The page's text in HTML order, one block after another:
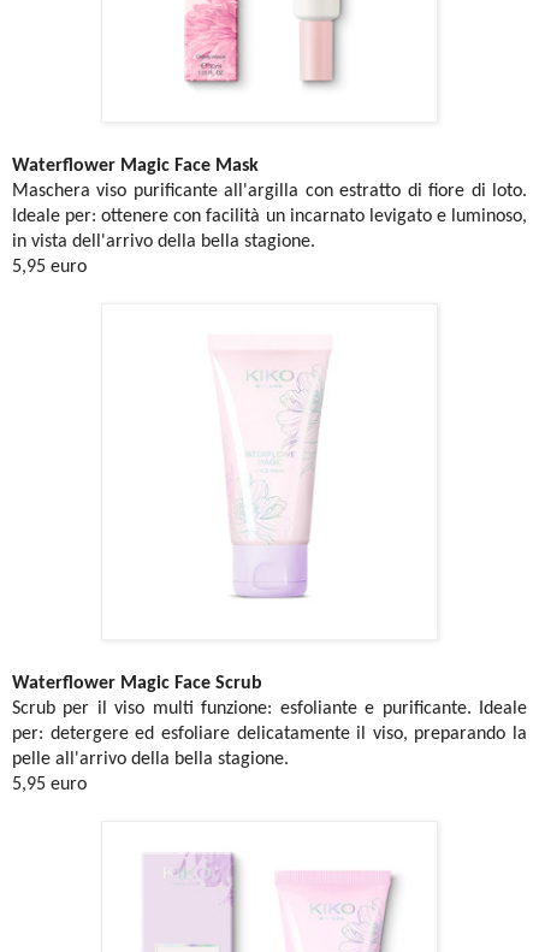
Waterflower Magic Face Mask
Maschera viso purificante all'argilla con estratto di fiore di loto.
Ideale per: ottenere con facilità un incarnato levigato e luminoso,
in vista dell'arrivo della bella stagione.
5,95 euro
Waterflower Magic Face Scrub
Scrub per il viso multi funzione: esfoliante e purificante. Ideale
per: detergere ed esfoliare delicatamente il viso, preparando la
pelle all'arrivo della bella stagione.
5,95 euro